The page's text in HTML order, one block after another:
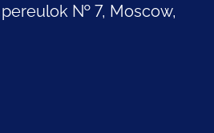
№ 7, Moscow,